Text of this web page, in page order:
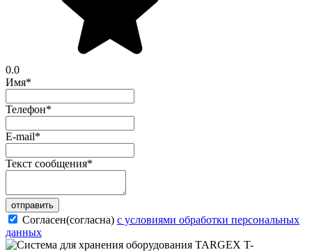
0.0
Имя*
Телефон*
E-mail*
Текст сообщения*
отправить
Согласен(согласна) с условиями обработки персональных
данных